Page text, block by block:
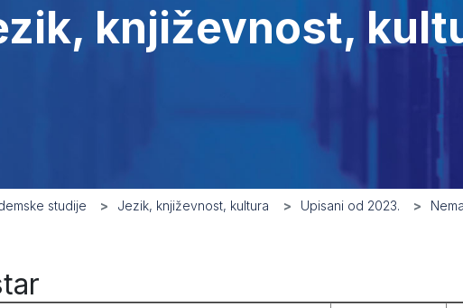
književnost,
studije Jezik, književnost, kultura Upisani od 2023.